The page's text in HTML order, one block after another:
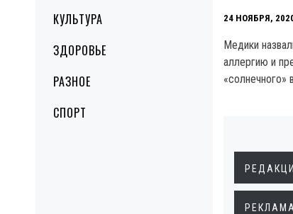
КУЛЬТУРА
ЗДОРОВЬЕ
РАЗНОЕ
СПОРТ
24 НОЯБРЯ,
Медики
аллергию и
«солнечного»
РЕКЛАМА